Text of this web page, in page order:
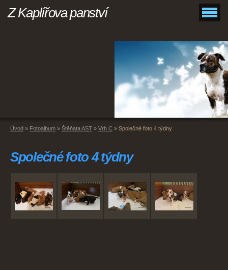
Z Kaplířova panství
Úvod » Fotoalbum » Štěňata AST » Vrh C » Společné foto 4 týdny
Společné foto 4 týdny